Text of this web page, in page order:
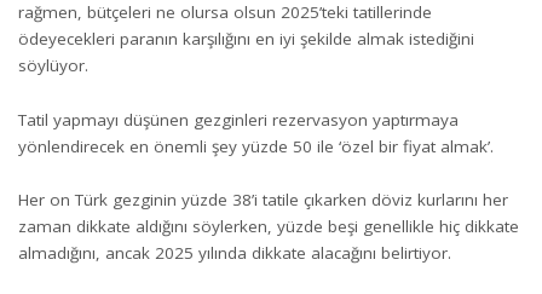
rağmen, bütçeleri ne olursa olsun 2025’teki tatillerinde
ödeyecekleri paranın karşılığını en iyi şekilde almak istediğini
söylüyor.
Tatil yapmayı düşünen gezginleri rezervasyon yaptırmaya
yönlendirecek en önemli şey yüzde 50 ile ‘özel bir fiyat almak’.
Her on Türk gezginin yüzde 38’i tatile çıkarken döviz kurlarını her
zaman dikkate aldığını söylerken, yüzde beşi genellikle hiç dikkate
almadığını, ancak 2025 yılında dikkate alacağını belirtiyor.